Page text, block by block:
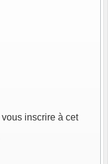
vous inscrire à cet